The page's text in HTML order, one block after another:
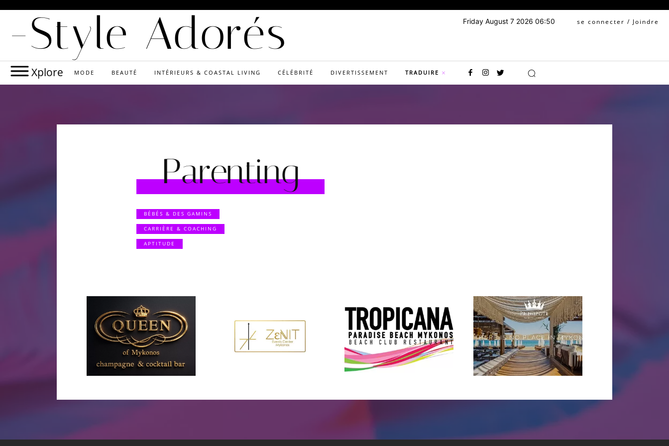
Friday August 7 2026 06:50 se connecter / Joindre
-Style Adorés
Xplore MODE BEAUTÉ INTÉRIEURS & COASTAL LIVING CÉLÉBRITÉ DIVERTISSEMENT TRADUIRE
Parenting
BÉBÉS & DES GAMINS
CARRIÈRE & COACHING
APTITUDE